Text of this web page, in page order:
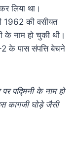
लिया था।
1962 की वसीयत
के नाम हो चुकी थी।
के पास संपत्ति बेचने
पद्मिनी के नाम हो
कागजी घोड़े जैसी